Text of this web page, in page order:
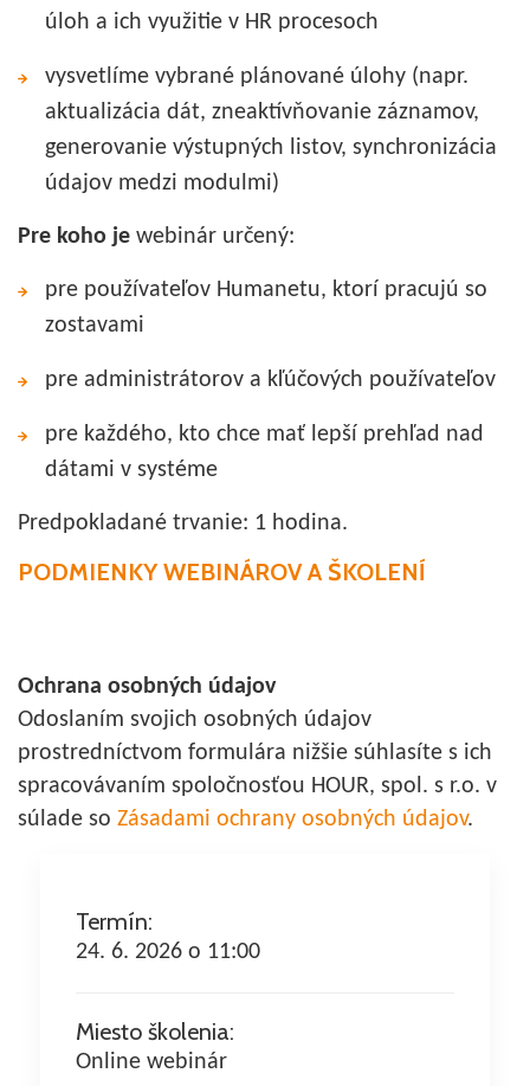
úloh a ich využitie v HR procesoch
vysvetlíme vybrané plánované úlohy (napr.
aktualizácia dát, zneaktívňovanie záznamov,
generovanie výstupných listov, synchronizácia
údajov medzi modulmi)
Pre koho je webinár určený:
pre používateľov Humanetu, ktorí pracujú so
zostavami
pre administrátorov a kľúčových používateľov
pre každého, kto chce mať lepší prehľad nad
dátami v systéme
Predpokladané trvanie: 1 hodina.
PODMIENKY WEBINÁROV A ŠKOLENÍ
Ochrana osobných údajov
Odoslaním svojich osobných údajov
prostredníctvom formulára nižšie súhlasíte s ich
spracovávaním spoločnosťou HOUR, spol. s r.o. v
súlade so Zásadami ochrany osobných údajov.
Termín:
24. 6. 2026 o 11:00
Miesto školenia:
Online webinár